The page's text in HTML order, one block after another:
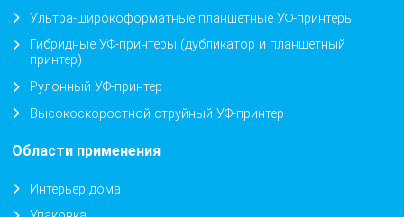
Ультра-широкоформатные планшетные УФ-принтеры
Гибридные УФ-принтеры (дубликатор и планшетный
принтер)
Рулонный УФ-принтер
Высокоскоростной струйный УФ-принтер
Области применения
Интерьер дома